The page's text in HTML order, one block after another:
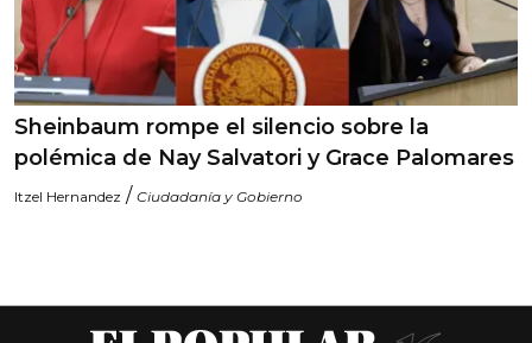
Sheinbaum rompe el silencio sobre la
polémica de Nay Salvatori y Grace Palomares
Itzel Hernandez / Ciudadanía y Gobierno